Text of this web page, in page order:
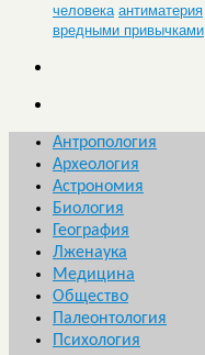
человека антиматерия
вредными привычками
Антропология
Археология
Астрономия
Биология
География
Лженаука
Медицина
Общество
Палеонтология
Психология